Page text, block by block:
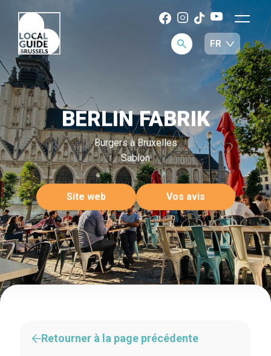
BERLIN FABRIK
Burgers à Bruxelles
Sablon
Site web Vos avis
Retourner à la page précédente